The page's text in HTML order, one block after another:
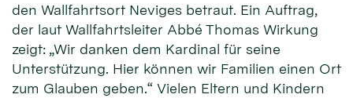
den Wallfahrtsort Neviges betraut. Ein Auftrag,
der laut Wallfahrtsleiter Abbé Thomas Wirkung
zeigt: „Wir danken dem Kardinal für seine
Unterstützung. Hier können wir Familien einen Ort
zum Glauben geben.“ Vielen Eltern und Kindern